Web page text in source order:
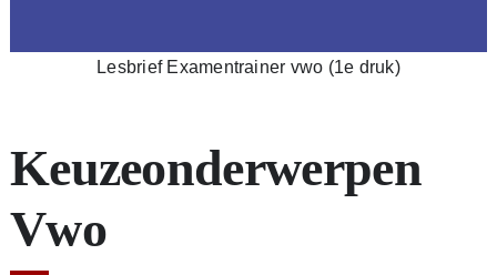
Lesbrief Examentrainer vwo (1e druk)
Keuzeonderwerpen
Vwo